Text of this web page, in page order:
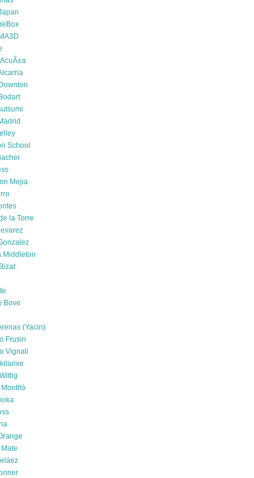
School
Mejia
la Torre
Middleton
Bove
(Yacin)
Frusin
Vignali
Montlló